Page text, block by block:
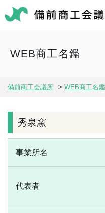
WEB商工名鑑
備前商工会議所 > WEB商工名鑑
秀泉窯
事業所名
代表者